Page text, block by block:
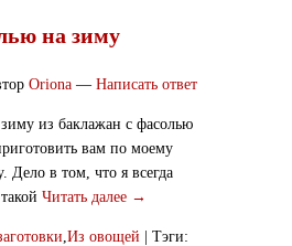
на зиму
Oriona — Написать ответ
из баклажан с фасолью
вам по моему
Дело в том, что я всегда
Читать далее →
,Из овощей
Тэги: